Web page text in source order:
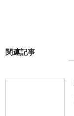
関連記事